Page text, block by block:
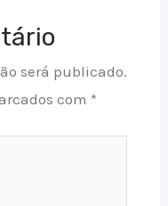
será publicado.
com *